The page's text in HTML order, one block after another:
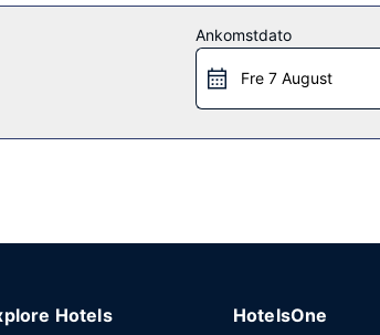
gavebutik/aviskiosk og tv på fællesarealer.
Indigo Memphis Downtown by IHG kan du
kl. 09.00 til kl. 13.00 mod et gebyr.
Ankomstdato
Fre 7 August
Hotels HotelsOne